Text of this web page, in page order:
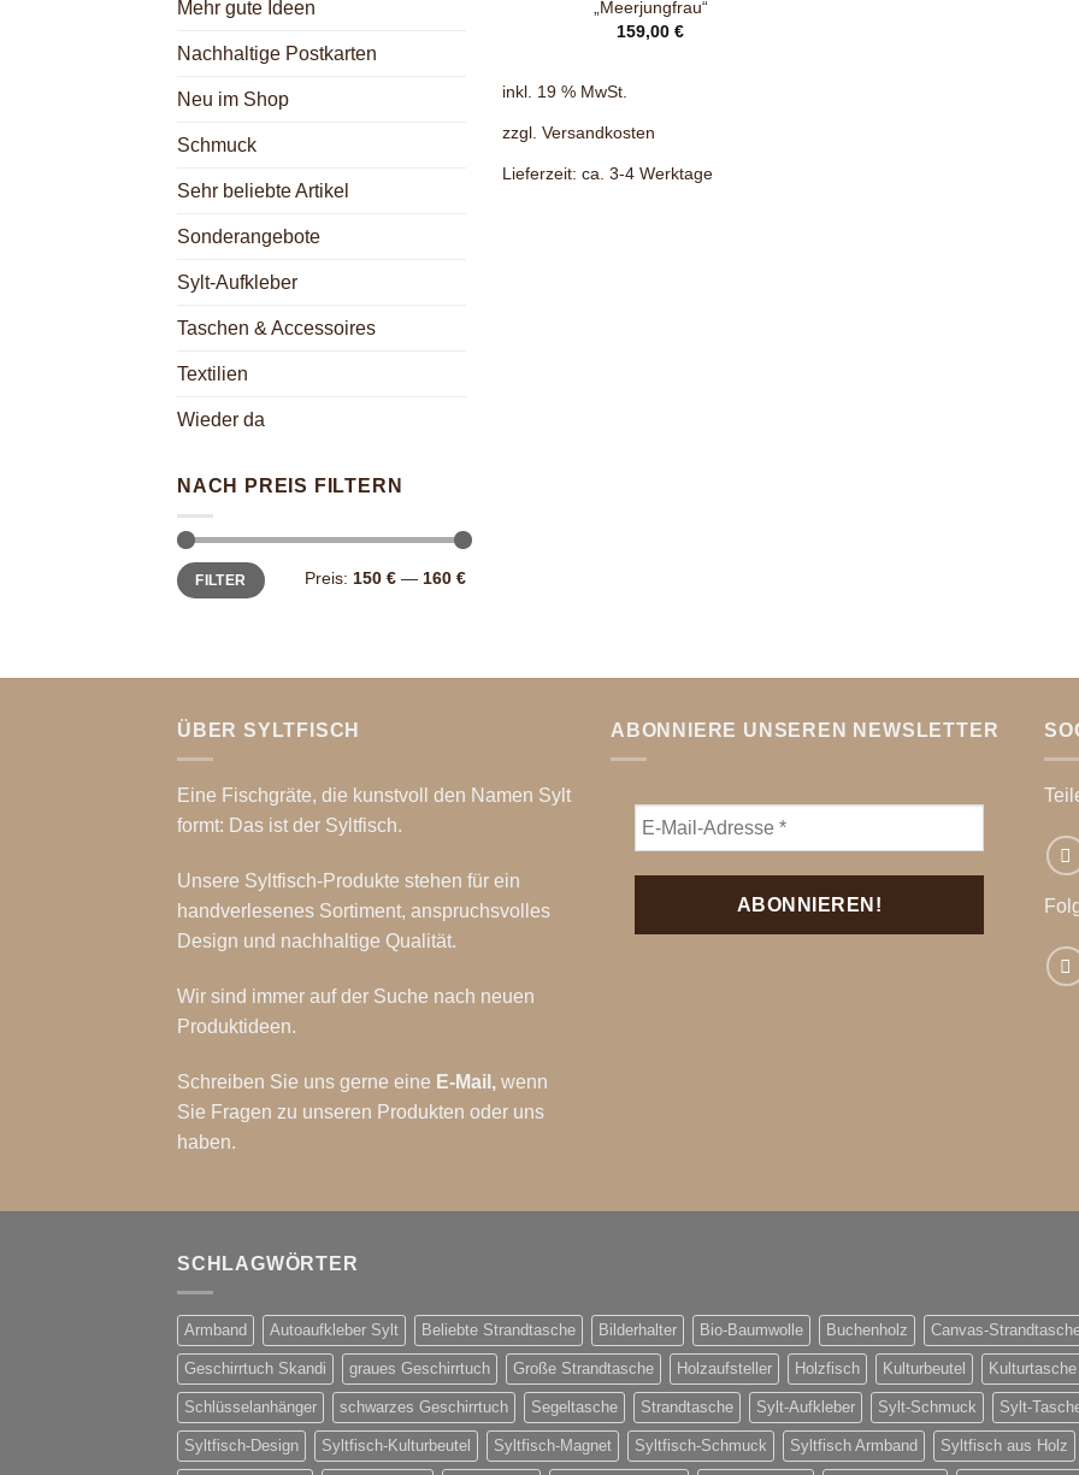
Mehr gute Ideen
Nachhaltige Postkarten
Neu im Shop
Schmuck
Sehr beliebte Artikel
Sonderangebote
Sylt-Aufkleber
Taschen & Accessoires
Textilien
Wieder da
NACH PREIS FILTERN
Min.
Preis
Max.
PreisFILTER Preis: 150 € — 160 €
„Meerjungfrau“
159,00€
inkl. 19 % MwSt.
zzgl. Versandkosten
Lieferzeit: ca. 3-4 Werktage
ÜBER SYLTFISCH
Eine Fischgräte, die kunstvoll den Namen Sylt
formt: Das ist der Syltfisch.
Unsere Syltfisch-Produkte stehen für ein
handverlesenes Sortiment, anspruchsvolles
Design und nachhaltige Qualität.
Wir sind immer auf der Suche nach neuen
Produktideen.
Schreiben Sie uns gerne eine E-Mail , wenn
Sie Fragen zu unseren Produkten oder uns
haben.
ABONNIERE UNSEREN NEWSLETTER
SCHLAGWÖRTER
Armband Autoaufkleber Sylt Beliebte Strandtasche Bilderhalter Bio-Baumwolle Buchenholz Canvas-
Geschirrtuch Skandi graues Geschirrtuch Große Strandtasche Holzaufsteller Holzfisch Kulturbeutel Kulturtasche
Schlüsselanhänger schwarzes Geschirrtuch Segeltasche Strandtasche Sylt-Aufkleber Sylt-Schmuck Sylt-
Syltfisch-Design Syltfisch-Kulturbeutel Syltfisch-Magnet Syltfisch-Schmuck Syltfisch Armband Syltfisch aus Holz